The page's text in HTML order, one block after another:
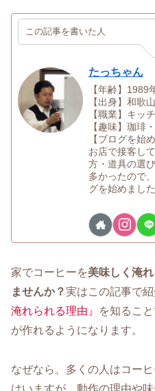
この記事を書いた人
たっちゃん
【年齢】1989
【出身】和歌山
【職業】キッ
【趣味】珈琲
【ブログを始
お店で接客し
方・道具の選
多かったので
グを始めました
家でコーヒーを美味しく淹
ませんか？実はこの記事で
淹れられる理由』
を知るこ
が作れるようになります。
なぜなら、多くの人はコー
はいますが、動作の理由や